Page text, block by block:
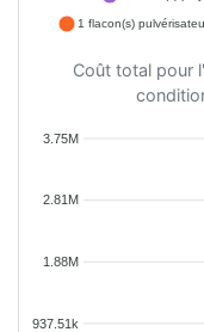
1 flacon(s)
Coût total pour
3.75M
2.81M
1.88M
937.51k